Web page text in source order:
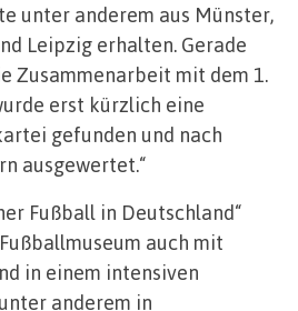
unter anderem aus Münster,
Leipzig erhalten. Gerade
Zusammenarbeit mit dem 1.
erst kürzlich eine
gefunden und nach
ausgewertet.“
Fußball in Deutschland“
auch mit
in einem intensiven
anderem in